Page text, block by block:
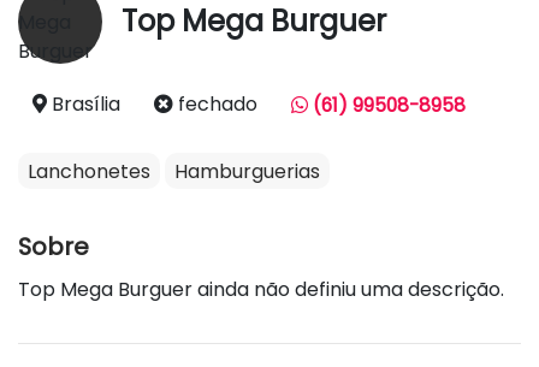
Top Mega Burguer
Brasília fechado (61) 99508-8958
Lanchonetes Hamburguerias
Sobre
Top Mega Burguer ainda não definiu uma descrição.